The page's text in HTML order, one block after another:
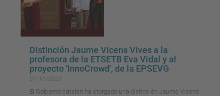
Distinción Jaume Vicens Vives a la
profesora de la ETSETB Eva Vidal y al
proyecto 'InnoCrowd', de la EPSEVG
El Gobierno catalán ha otorgado una distinción Jaume Vicens